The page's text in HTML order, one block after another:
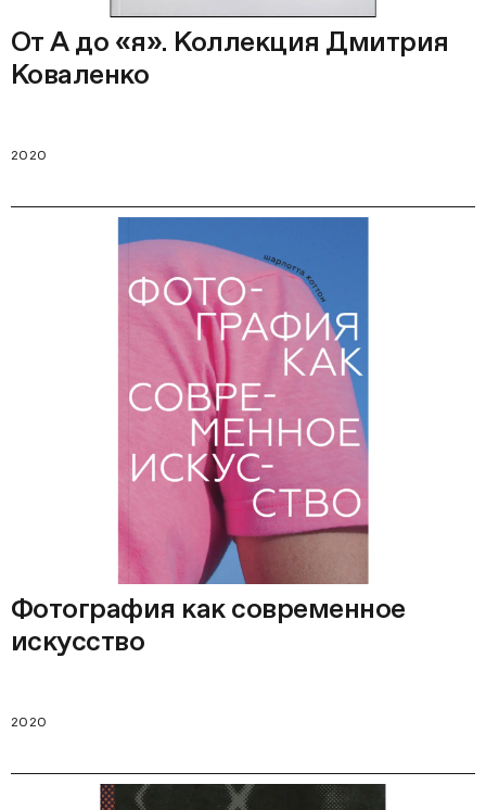
От А до «я». Коллекция Дмитрия
Коваленко
2020
Фотография как современное
искусство
2020